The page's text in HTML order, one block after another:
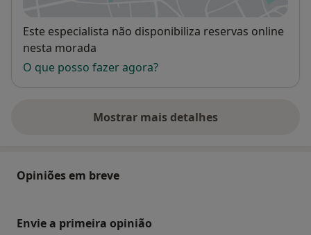
Disponibilidade
Este especialista não disponibiliza reservas online
nesta morada
O que posso fazer agora?
Mostrar mais detalhes
sobre o endereço
Opiniões em breve
Envie a primeira opinião